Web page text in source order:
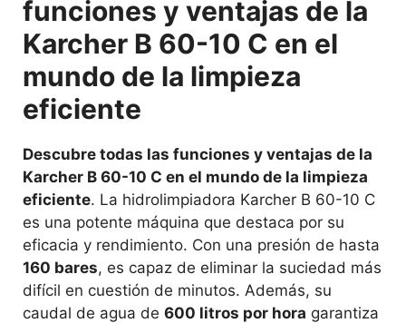
funciones y ventajas de la
Karcher B 60-10 C en el
mundo de la limpieza
eficiente
Descubre todas las funciones y ventajas de la
Karcher B 60-10 C en el mundo de la limpieza
eficiente. La hidrolimpiadora Karcher B 60-10 C
es una potente máquina que destaca por su
eficacia y rendimiento. Con una presión de hasta
160 bares, es capaz de eliminar la suciedad más
difícil en cuestión de minutos. Además, su
caudal de agua de 600 litros por hora garantiza